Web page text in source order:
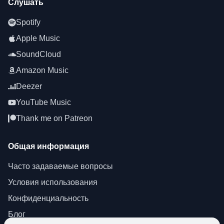
Слушать
Spotify
Apple Music
SoundCloud
Amazon Music
Deezer
YouTube Music
Thank me on Patreon
Общая информация
Часто задаваемые вопросы
Условия использования
Конфиденциальность
Блог